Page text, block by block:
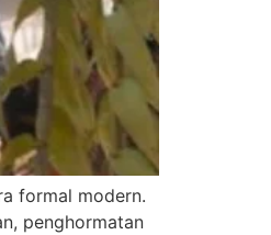
formal modern.
penghormatan